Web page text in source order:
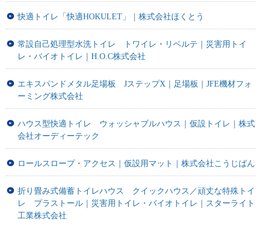
快適トイレ「快適HOKULET」｜株式会社ほくとう
常設自己処理型水洗トイレ トワイレ・リベルテ｜災害用トイ
レ・バイオトイレ｜H.O.C株式会社
エキスパンドメタル足場板 JステップX｜足場板｜JFE機材フォ
ーミング株式会社
ハウス型快適トイレ ウォッシャブルハウス｜仮設トイレ｜株式
会社オーディーテック
ロールスロープ・アクセス｜仮設用マット｜株式会社こうじばん
折り畳み式備蓄トイレハウス クイックハウス／頑丈な特殊トイ
レ プラストール｜災害用トイレ・バイオトイレ｜スターライト
工業株式会社